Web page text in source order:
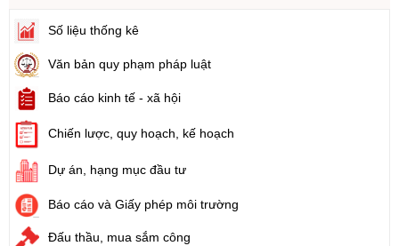
Tên:
(Kế hoạch triển khai thi hành Luật Đất đai năm 2024)
Ngày ban hành: (21/08/2024)
Số:71/2024/NĐ-CP
Tên:
Ngày ban hành: (21/08/2024)
Số:
Tên:
(Luật Đất đai)
Số liệu thống kê
Văn bản quy phạm pháp luật
Báo cáo kinh tế - xã hội
Chiến lược, quy hoạch, kế hoạch
Dự án, hạng mục đầu tư
Báo cáo và Giấy phép môi trường
Đấu thầu, mua sắm công